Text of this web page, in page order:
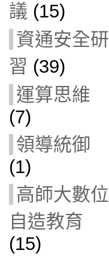
議 (15)
資通安全研
習 (39)
運算思維
(7)
領導統御
(1)
高師大數位
自造教育
(15)